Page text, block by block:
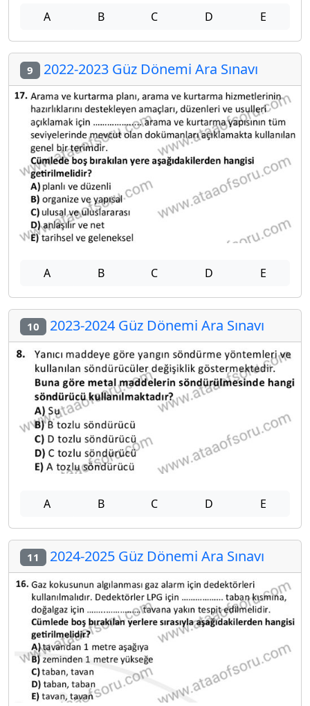
A B C D E
9 2022-2023 Güz Dönemi Ara Sınavı
A B C D E
10 2023-2024 Güz Dönemi Ara Sınavı
A B C D E
11 2024-2025 Güz Dönemi Ara Sınavı